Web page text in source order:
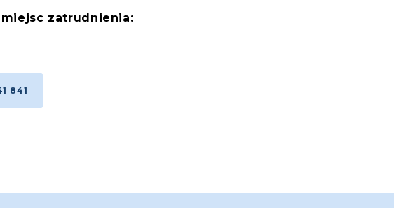
zatrudnienia:
841